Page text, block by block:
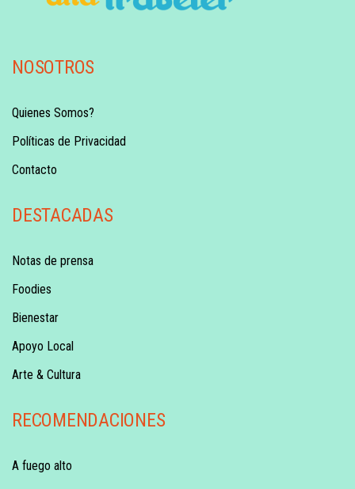
NOSOTROS
Quienes Somos?
Políticas de Privacidad
Contacto
DESTACADAS
Notas de prensa
Foodies
Bienestar
Apoyo Local
Arte & Cultura
RECOMENDACIONES
A fuego alto